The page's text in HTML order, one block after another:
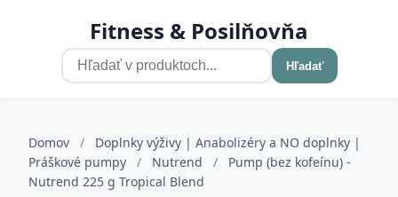
Fitness & Posilňovňa
Hľadať
Domov /
Doplnky výživy | Anabolizéry a NO doplnky |
Práškové pumpy
/ Nutrend /
Pump (bez kofeínu) -
Nutrend 225 g Tropical Blend